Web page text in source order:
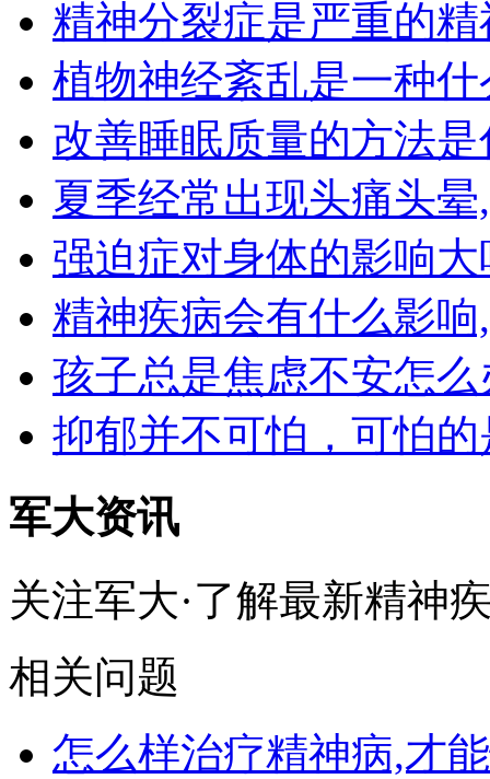
精神分裂症是严重的
植物神经紊乱是一种
改善睡眠质量的方法
夏季经常出现头痛头
强迫症对身体的影响
精神疾病会有什么影
孩子总是焦虑不安怎
抑郁并不可怕，可怕
军大资讯
关注军大·了解最新精神
相关问题
怎么样治疗精神病,才